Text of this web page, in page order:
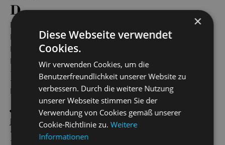
D
Die Bajadere
Die Fledermaus
Die lustigen Weiber von Windsor
Die lustige Witwe
E
Evita
J
Johann-Strauss-Gala
K
×
Diese Webseite verwendet
Cookies.
Wir verwenden Cookies, um die
Benutzerfreundlichkeit unserer Website zu
verbessern. Durch die weitere Nutzung
unserer Webseite stimmen Sie der
Verwendung von Cookies gemäß unserer
Cookie-Richtlinie zu.Weitere
Informationen